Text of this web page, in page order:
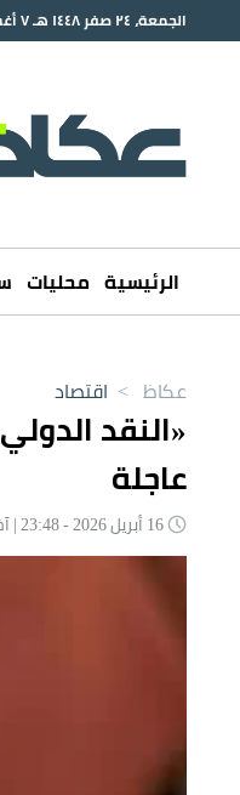
الجمعة، ٢٤ صفر ١٤٤٨ هـ ٧ أغسطس ٢٠٢٦ م
الرئيسية محليات
عكاظ > اقتصاد
«النقد
عاجلة